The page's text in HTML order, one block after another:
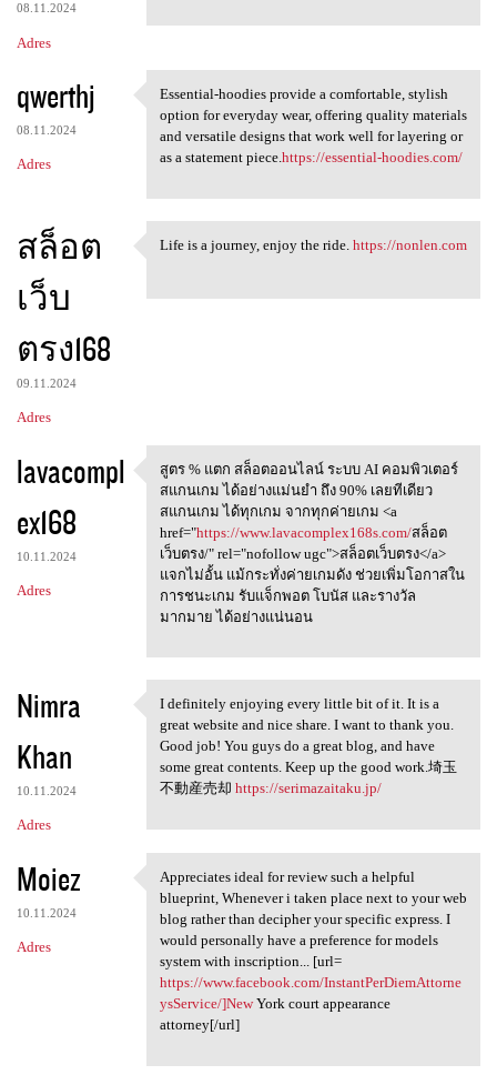
08.11.2024
Adres
qwerthj
08.11.2024
Adres
Essential-hoodies provide a
Essential-hoodies provide a comfortable, stylish
option for everyday wear, offering quality materials
and versatile designs that work well for layering or
as a statement piece.https://essential-hoodies.com/
สล็อต
เว็บ
ตรง168
09.11.2024
Adres
Life is a journey, enjoy the
Life is a journey, enjoy the ride. https://nonlen.com
lavacompl
ex168
10.11.2024
Adres
สูตร % แตก สล็อตออนไลน์ ระบบ
สูตร % แตก สล็อตออนไลน์ ระบบ AI คอมพิวเตอร์
สแกนเกม ได้อย่างแม่นยำ ถึง 90% เลยทีเดียว
สแกนเกม ได้ทุกเกม จากทุกค่ายเกม <a
href="https://www.lavacomplex168s.com/สล็อต
เว็บตรง/" rel="nofollow ugc">สล็อตเว็บตรง</a>
แจกไม่อั้น แม้กระทั่งค่ายเกมดัง ช่วยเพิ่มโอกาสใน
การชนะเกม รับแจ็กพอต โบนัส และรางวัล
มากมาย ได้อย่างแน่นอน
Nimra
Khan
10.11.2024
Adres
I definitely enjoying every
I definitely enjoying every little bit of it. It is a
great website and nice share. I want to thank you.
Good job! You guys do a great blog, and have
some great contents. Keep up the good work.埼玉
不動産売却 https://serimazaitaku.jp/
Moiez
10.11.2024
Adres
Appreciates ideal for review
Appreciates ideal for review such a helpful
blueprint, Whenever i taken place next to your web
blog rather than decipher your specific express. I
would personally have a preference for models
system with inscription... [url=
https://www.facebook.com/InstantPerDiemAttorne
ysService/]NewYork court appearance
attorney[/url]